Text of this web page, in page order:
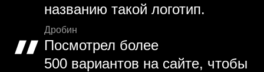
названию такой логотип.
Дробин
Посмотрел более
500 вариантов на сайте, чтобы